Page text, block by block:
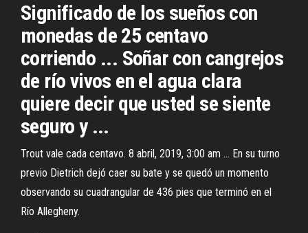
Significado de los sueños con
monedas de 25 centavo
corriendo ... Soñar con cangrejos
de río vivos en el agua clara
quiere decir que usted se siente
seguro y ...
Trout vale cada centavo. 8 abril, 2019, 3:00 am ... En su turno
previo Dietrich dejó caer su bate y se quedó un momento
observando su cuadrangular de 436 pies que terminó en el
Río Allegheny.